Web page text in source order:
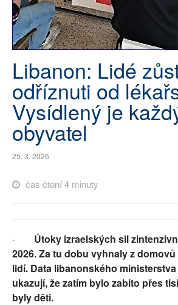
PLNÁ VERZE STRÁNEK
Libanon: Lidé
odříznuti od
Vysídlený je
obyvatel
25. 3. 2026
čas čtení 4 minuty
· Útoky izraelských sil
2026. Za tu dobu vyhnaly z
lidí. Data libanonského
ukazují, že zatím bylo zabito přes
byly děti.